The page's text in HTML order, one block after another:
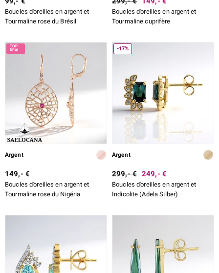
Boucles d'oreilles en argent et
Tourmaline rose du Brésil
Boucles d'oreilles en argent et
Tourmaline cuprifère
Argent
149,- €
Boucles d'oreilles en argent et
Tourmaline rose du Nigéria
-17%
Argent
299,- € 249,- €
Boucles d'oreilles en argent et
Indicolite (Adela Silber)